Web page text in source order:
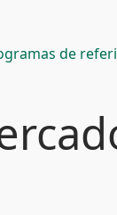
de